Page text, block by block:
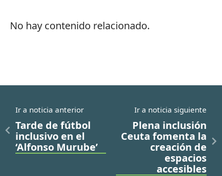
No hay contenido relacionado.
Ir a noticia anterior
Tarde de fútbol
inclusivo en el
‘Alfonso Murube’
Ir a noticia siguiente
Plena inclusión
Ceuta fomenta la
creación de
espacios
accesibles